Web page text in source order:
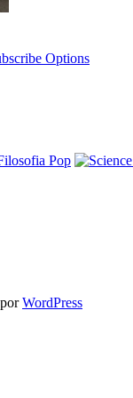
Options
WordPress